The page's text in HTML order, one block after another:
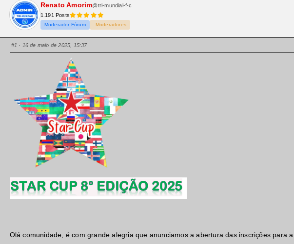
Renato Amorim@tri-mundial-f-c
1.191 Posts
Moderador Fórum Moderadores
#1 · 16 de maio de 2025, 15:37
Olá comunidade, é com grande alegria que anunciamos a abertura das inscrições para a